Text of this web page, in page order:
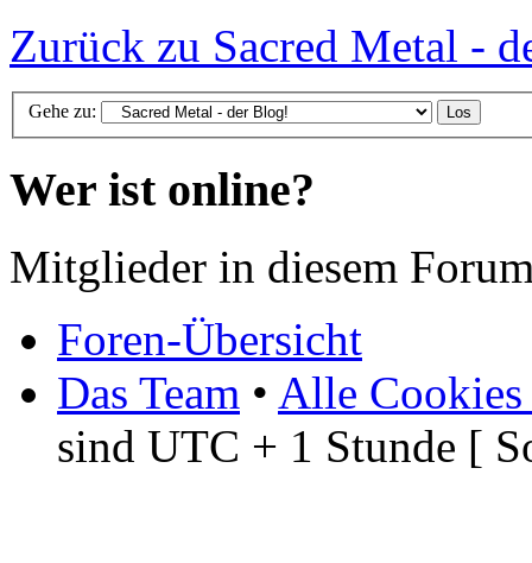
Zurück zu Sacred Metal -
Gehe zu:
Wer ist online?
Mitglieder in diesem
Foren-Übersicht
Das Team • Alle Cookies
sind UTC + 1 Stunde [